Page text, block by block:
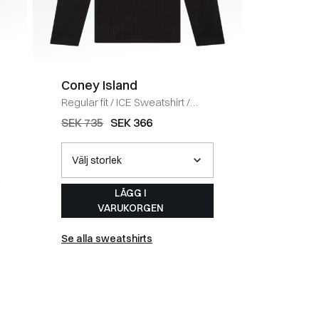
Coney Island
Regular fit/ ICE Sweatshirt/
BLACK
SEK 735 SEK 366
LÄGG I
VARUKORGEN
Se alla sweatshirts